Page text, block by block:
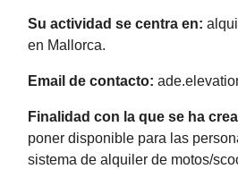
Su actividad se centra en:
en Mallorca.
Email de contacto:
Finalidad con la que se ha
poner disponible para las
sistema de alquiler de motos/